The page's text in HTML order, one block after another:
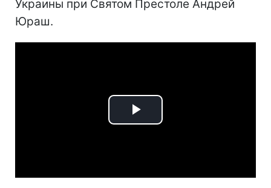
Украины при Святом Престоле Андрей
Юраш.
Play